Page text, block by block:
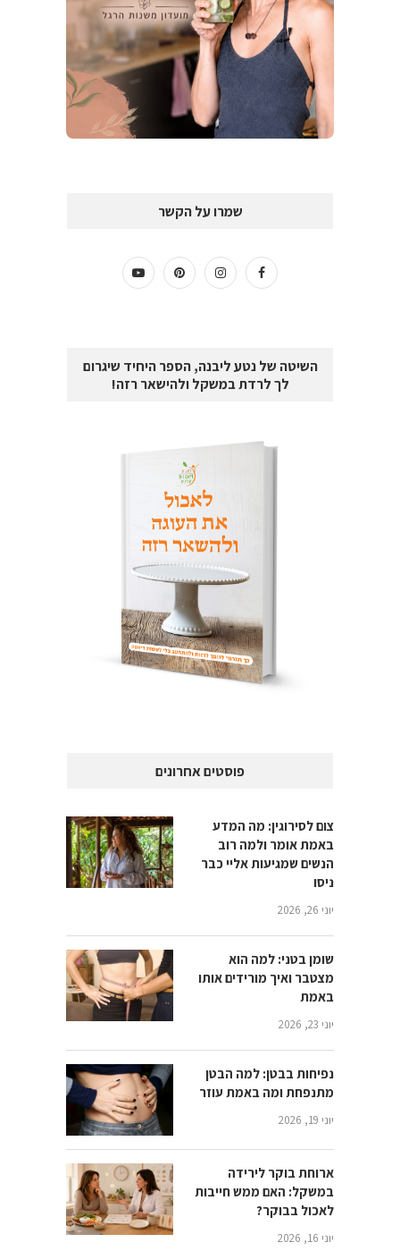
שמרו על הקשר
השיטה של נטע ליבנה, הספר היחיד שיגרום
לך לרדת במשקל ולהישאר רזה!
פוסטים אחרונים
צום לסירוגין: מה המדע
באמת אומר ולמה רוב
הנשים שמגיעות אליי כבר
ניסו
יוני 26, 2026
שומן בטני: למה הוא
מצטבר ואיך מורידים אותו
באמת
יוני 23, 2026
נפיחות בבטן: למה הבטן
מתנפחת ומה באמת עוזר
יוני 19, 2026
ארוחת בוקר לירידה
במשקל: האם ממש חייבות
לאכול בבוקר?
יוני 16, 2026